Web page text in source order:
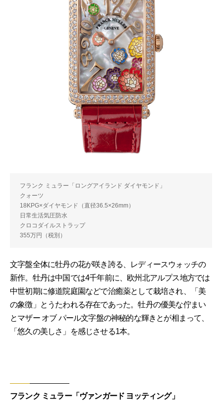
フランク ミュラー「ロングアイランド ダイヤモンド」
クォーツ
18KPG×ダイヤモンド（直径36.5×26mm）
日常生活気圧防水
クロコダイルストラップ
355万円（税別）
文字盤全体に牡丹の花が咲き誇る、レディースウォッチの
新作。牡丹は中国では4千年前に、欧州北アルプス地方では
中世初期に修道院庭園などで治癒薬として栽培され、「美
の象徴」とうたわれる存在であった。牡丹の優美な佇まい
とマザー オブ パール文字盤の神秘的な輝きとが相まって、
「悠久の美しさ」を感じさせる1本。
フランク ミュラー「ヴァンガード ヨッティング」